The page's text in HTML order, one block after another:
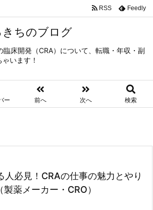
きちのブログ
臨床開発（CRA）について、転職・年収・副
います！
ー 前へ 次へ 検索
RSS Feedly
人必見！CRAの仕事の魅力とやり
薬メーカー・CRO）